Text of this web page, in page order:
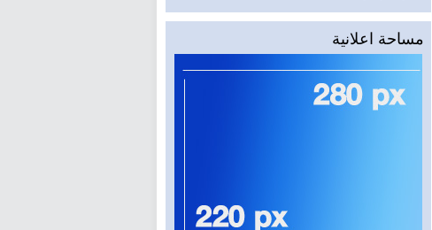
مساحة اعلانية